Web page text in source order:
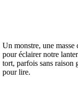
Un monstre, une
pour éclairer notre
tort, parfois sans raison
pour lire.